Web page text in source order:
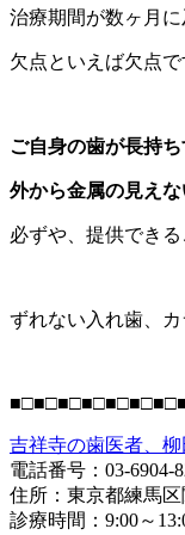
治療期間が数ヶ月に
欠点といえば欠点で
ご自身の歯が長持ち
外から金属の見えな
必ずや、提供できる
ずれない入れ歯、
吉祥寺の歯医者、
電話番号：03-6904-
住所：東京都練馬区
診療時間：9:00～